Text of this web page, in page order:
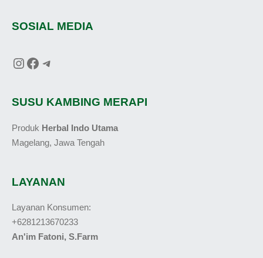
SOSIAL MEDIA
SUSU KAMBING MERAPI
Produk Herbal Indo Utama
Magelang, Jawa Tengah
LAYANAN
Layanan Konsumen:
+6281213670233
An'im Fatoni, S.Farm